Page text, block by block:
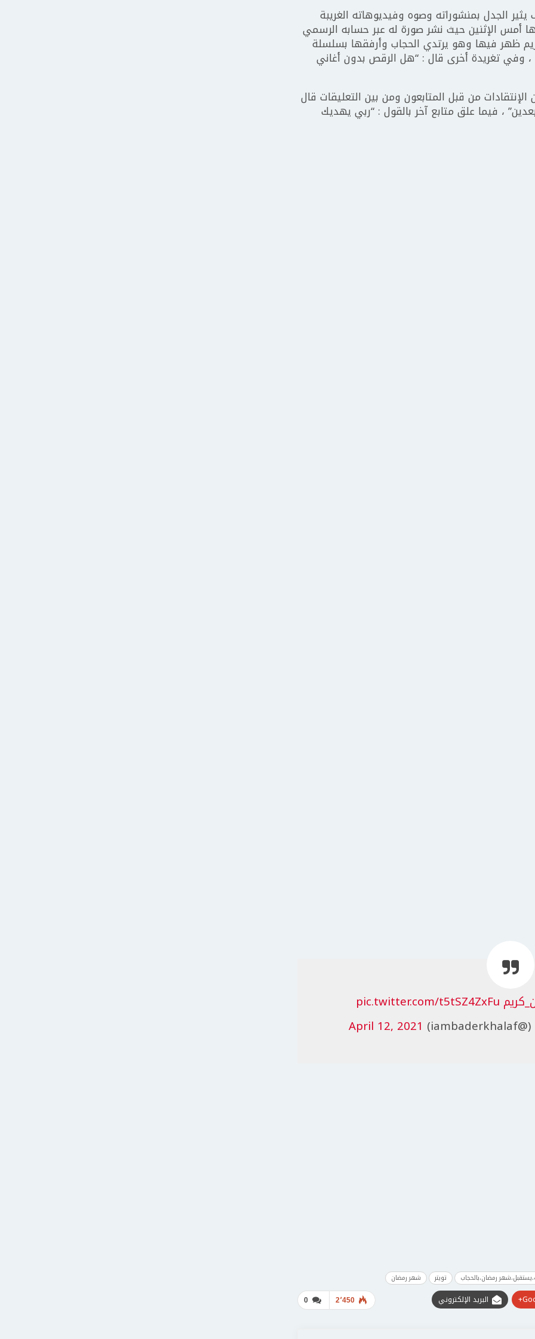
يثير الجدل بمنشوراته وصوه وفيديوهاته الغريبة
أمس الإثنين حيث نشر صورة له عبر حسابه الرسمي
ظهر فيها وهو يرتدي الحجاب وأرفقها بسلسلة
، وفي تغريدة أخرى قال : “هل الرقص بدون أغاني
من قبل المتابعون ومن بين التعليقات قال
، فيما علق متابع آخر بالقول : “ربي يهديك
pic.twitter.com/t5tSZ4ZxFu
April 12, 2021
رمضان،بالحجاب تويتر شهر رمضان
0 2٬450 البريد الإلكتروني